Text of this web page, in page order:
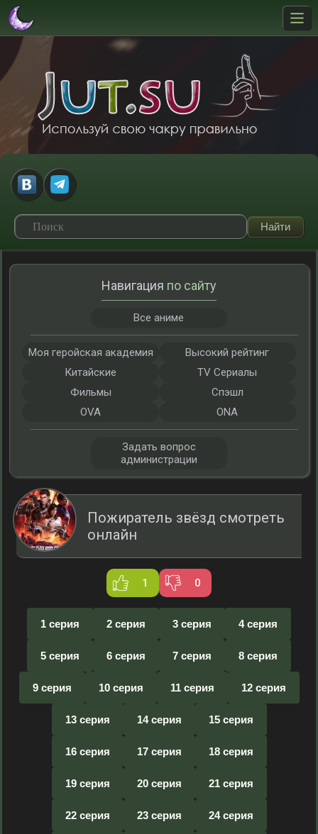
Пожиратель звёзд смотреть
онлайн
1 0
1 серия 2 серия 3 серия 4 серия
5 серия 6 серия 7 серия 8 серия
9 серия 10 серия 11 серия 12 серия
13 серия 14 серия 15 серия
16 серия 17 серия 18 серия
19 серия 20 серия 21 серия
22 серия 23 серия 24 серия
Навигация по сайту
Все аниме
Моя геройская академия
Высокий рейтинг
Китайские
TV Сериалы
Фильмы
Спэшл
OVA
ONA
Задать вопрос
администрации